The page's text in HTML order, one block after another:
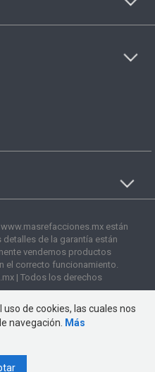
están
de la garantía están
vendemos productos
el correcto funcionamiento.
| Todos los derechos
de cookies, las cuales nos
navegación.
Más